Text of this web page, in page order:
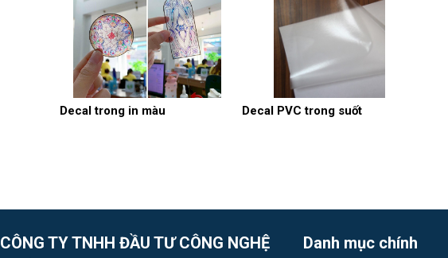
Decal trong in màu Decal PVC trong suốt
CÔNG TY TNHH ĐẦU TƯ CÔNG NGHỆ
Danh mục chính